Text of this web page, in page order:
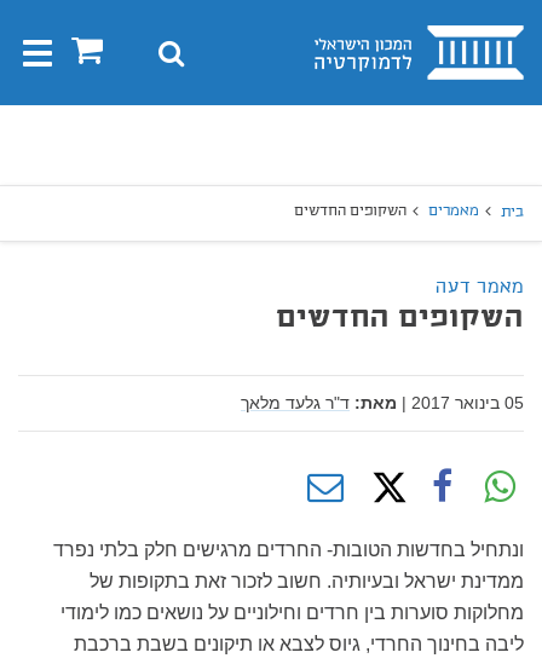
בית 0 חיפוש
בית מאמרים השקופים החדשים
מאמר דעה
השקופים החדשים
05 בינואר 2017 | מאת: ד"ר גלעד מלאך
ונתחיל בחדשות הטובות- החרדים מרגישים חלק בלתי נפרד
ממדינת ישראל ובעיותיה. חשוב לזכור זאת בתקופות של
מחלוקות סוערות בין חרדים וחילוניים על נושאים כמו לימודי
ליבה בחינוך החרדי, גיוס לצבא או תיקונים בשבת ברכבת